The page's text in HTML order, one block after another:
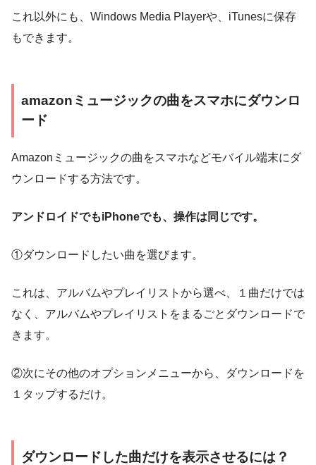
これ以外にも、Windows Media Playerや、iTunesに保存
もできます。
amazonミュージックの曲をスマホにダウンロ
ード
Amazonミュージックの曲をスマホなどモバイル端末にダ
ウンロードする方法です。
アンドロイドでもiPhoneでも、操作は同じです。
①ダウンロードしたい曲を選びます。
これは、アルバムやプレイリストから選べ、１曲だけでは
なく、アルバムやプレイリストをまるごとダウンロードで
きます。
②次にその他のオプションメニューから、ダウンロードを
１タップするだけ。
ダウンロードした曲だけを表示させるには？